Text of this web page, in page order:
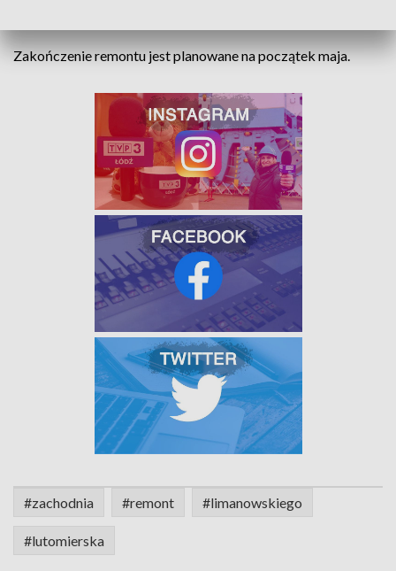
Zakończenie remontu jest planowane na początek maja.
#zachodnia #remont #limanowskiego
#lutomierska